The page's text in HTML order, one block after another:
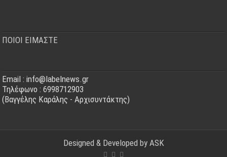
ΠΟΙΟΙ ΕΙΜΑΣΤΕ
Email : info@labelnews.gr
Τηλέφωνο : 6998712903
(Βαγγέλης Καράλης - Αρχισυντάκτης)
Designed & Developed by ASK